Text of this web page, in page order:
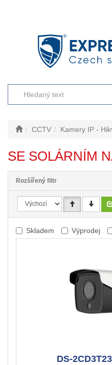
CCTV Kamery IP -
SE SOLÁRNÍM
Rozšířený filtr
Skladem Výprodej
DS-